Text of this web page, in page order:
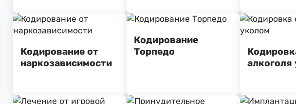
Кодирование от
наркозависимости
Кодирование
Торпедо
алкоголя